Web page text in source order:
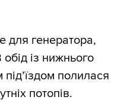
для генератора,
із нижнього
полилася
потопів.